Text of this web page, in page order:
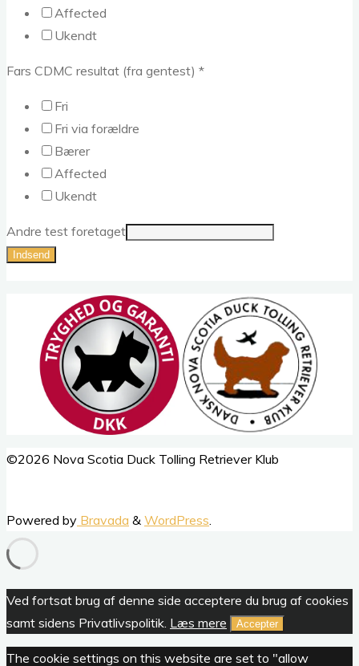
Affected
Ukendt
Fars CDMC resultat (fra gentest) *
Fri
Fri via forældre
Bærer
Affected
Ukendt
Andre test foretaget
Indsend
Back
©2026 Nova Scotia Duck Tolling Retriever Klub
Powered by Bravada & WordPress.
Ved fortsat brug af denne side acceptere du brug af cookies
samt sidens Privatlivspolitik. Læs mere Accepter
The cookie settings on this website are set to "allow